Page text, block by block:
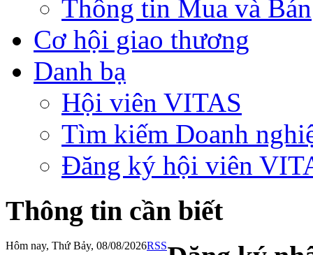
Thông tin Mua và Bán
Cơ hội giao thương
Danh bạ
Hội viên VITAS
Tìm kiếm Doanh
Đăng ký hội viên
Thông tin cần biết
Hôm nay, Thứ Bảy, 08/08/2026RSS